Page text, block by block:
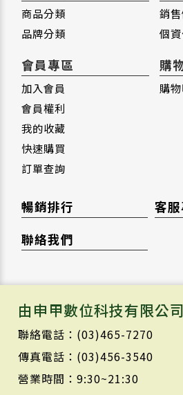
商品分類
品牌分類
銷
個
會員專區
加入會員
會員權利
我的收藏
快速購買
訂單查詢
購
購
暢銷排行
客
聯絡我們
由申甲數位科技有限公司
聯絡電話：(03)465-7270
傳真電話：(03)456-3540
營業時間：9:30~21:30